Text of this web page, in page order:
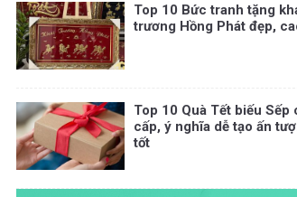
Top 10 Bức tranh tặng
trương Hồng Phát đẹp,
Top 10 Quà Tết biếu Sếp
cấp, ý nghĩa dễ tạo ấn
tốt